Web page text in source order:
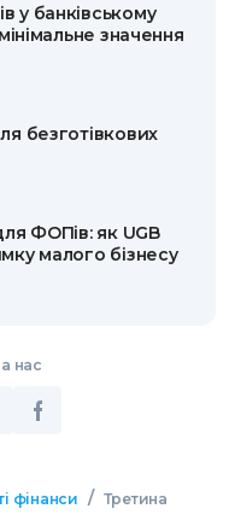
у банківському
значення
безготівкових
ФОПів: як UGB
малого бізнесу
нас
фінанси / Третина